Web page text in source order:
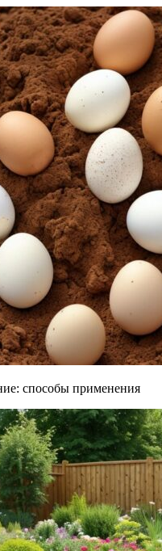
способы применения